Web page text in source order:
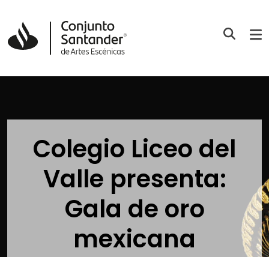
Colegio Liceo del
Valle presenta:
Gala de oro
mexicana